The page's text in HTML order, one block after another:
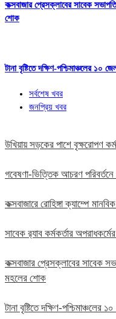
কক্সবাজার প্রেসক্লাবের সাবেক
শোক
টানা বৃষ্টিতে দক্ষিণ-পশ্চিমাঞ্চলের ১০
সর্বশেষ খবর
জনপ্রিয় খবর
উখিয়ায় সড়কের পাশে বৃক্ষরোপণ
গবেষণা-ভিত্তিক আচরণ
কক্সবাজারে রোহিঙ্গা ক্যাম্পে
সাবেক র‍্যাব কর্মকর্তার
কক্সবাজার প্রেসক্লাবের সাবেক
মহলের শোক
টানা বৃষ্টিতে দক্ষিণ-পশ্চিমাঞ্চলের